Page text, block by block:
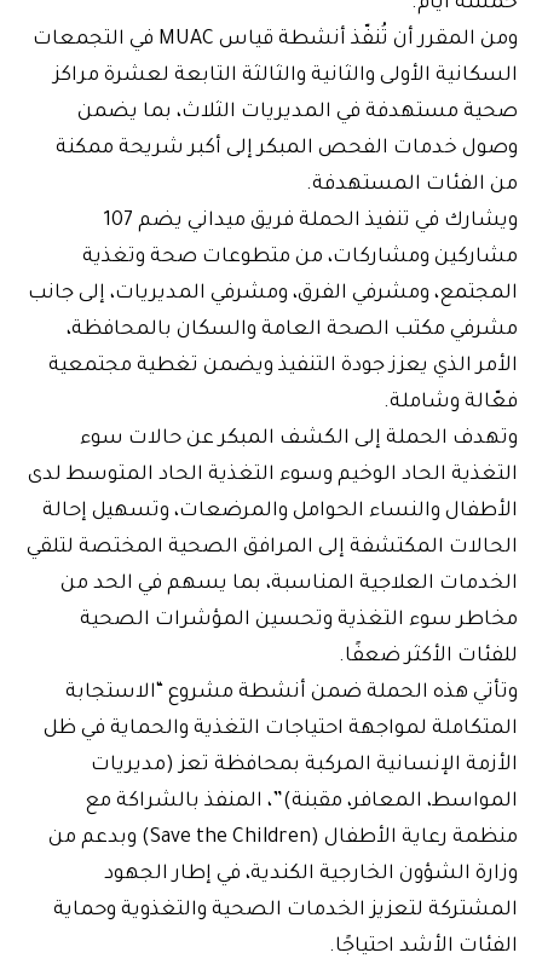
ومن المقرر أن تُنفّذ أنشطة قياس MUAC في التجمعات
السكانية الأولى والثانية والثالثة التابعة لعشرة مراكز
صحية مستهدفة في المديريات الثلاث، بما يضمن
وصول خدمات الفحص المبكر إلى أكبر شريحة ممكنة
من الفئات المستهدفة.
ويشارك في تنفيذ الحملة فريق ميداني يضم 107
مشاركين ومشاركات، من متطوعات صحة وتغذية
المجتمع، ومشرفي الفرق، ومشرفي المديريات، إلى جانب
مشرفي مكتب الصحة العامة والسكان بالمحافظة،
الأمر الذي يعزز جودة التنفيذ ويضمن تغطية مجتمعية
فعّالة وشاملة.
وتهدف الحملة إلى الكشف المبكر عن حالات سوء
التغذية الحاد الوخيم وسوء التغذية الحاد المتوسط لدى
الأطفال والنساء الحوامل والمرضعات، وتسهيل إحالة
الحالات المكتشفة إلى المرافق الصحية المختصة لتلقي
الخدمات العلاجية المناسبة، بما يسهم في الحد من
مخاطر سوء التغذية وتحسين المؤشرات الصحية
للفئات الأكثر ضعفًا.
وتأتي هذه الحملة ضمن أنشطة مشروع “الاستجابة
المتكاملة لمواجهة احتياجات التغذية والحماية في ظل
الأزمة الإنسانية المركبة بمحافظة تعز (مديريات
المواسط، المعافر، مقبنة)”، المنفذ بالشراكة مع
منظمة رعاية الأطفال (Save the Children) وبدعم من
وزارة الشؤون الخارجية الكندية، في إطار الجهود
المشتركة لتعزيز الخدمات الصحية والتغذوية وحماية
الفئات الأشد احتياجًا.